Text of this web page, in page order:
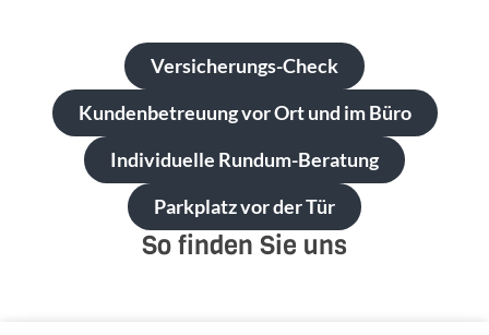
Versicherungs-Check
Kundenbetreuung vor Ort und im Büro
Individuelle Rundum-Beratung
Parkplatz vor der Tür
So finden Sie uns